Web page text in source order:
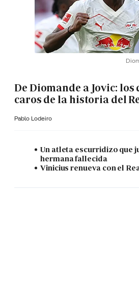
De Diomande a Jovic:
caros de la historia del
Pablo Lodeiro
Un atleta escurridizo que
hermana fallecida
Vinicius renueva con el